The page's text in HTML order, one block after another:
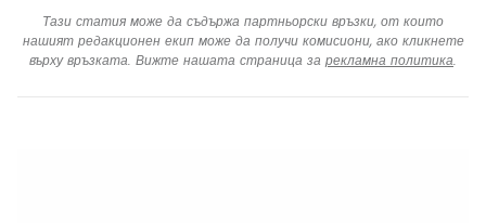
Тази статия може да съдържа партньорски връзки, от които
нашият редакционен екип може да получи комисиони, ако кликнете
върху връзката. Вижте нашата страница за рекламна политика.